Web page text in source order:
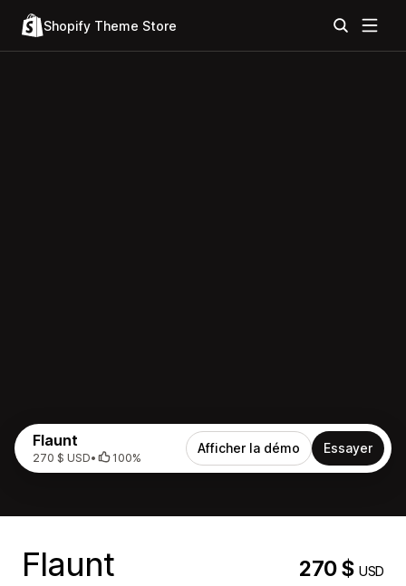
Shopify Theme Store
Flaunt
270 $ USD• 100%
Afficher la démo Essayer
Flaunt 270 $USD